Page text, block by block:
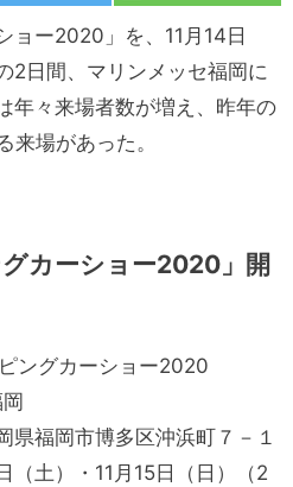
ョー2020」を、11月14日
2日間、マリンメッセ福岡に
年々来場者数が増え、昨年の
来場があった。
グカーショー2020」開
ングカーショー2020
福岡市博多区沖浜町７－１
（土）・11月15日（日）（2